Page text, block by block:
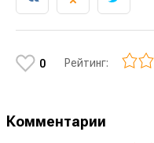
0 Рейтинг:
Комментарии